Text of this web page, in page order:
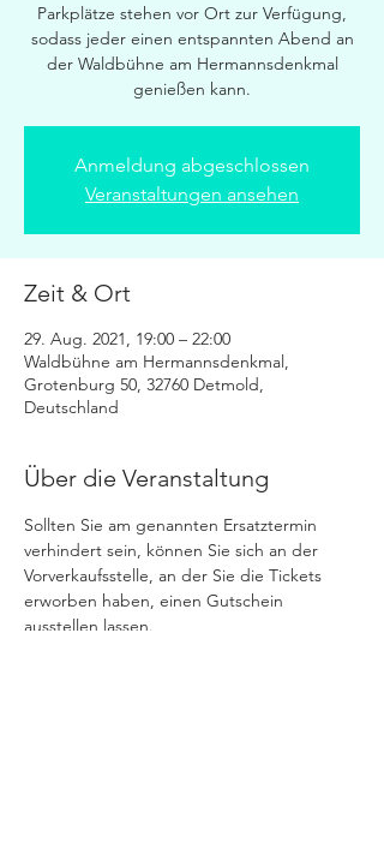
Parkplätze stehen vor Ort zur Verfügung,
sodass jeder einen entspannten Abend an
der Waldbühne am Hermannsdenkmal
genießen kann.
Anmeldung abgeschlossen
Veranstaltungen ansehen
Zeit & Ort
29. Aug. 2021, 19:00 – 22:00
Waldbühne am Hermannsdenkmal,
Grotenburg 50, 32760 Detmold,
Deutschland
Über die Veranstaltung
Sollten Sie am genannten Ersatztermin
verhindert sein, können Sie sich an der
Vorverkaufsstelle, an der Sie die Tickets
erworben haben, einen Gutschein
ausstellen lassen.